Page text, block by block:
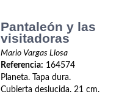
Pantaleón y las
visitadoras
Mario Vargas Llosa
Referencia: 164574
Planeta. Tapa dura.
Cubierta deslucida. 21 cm.